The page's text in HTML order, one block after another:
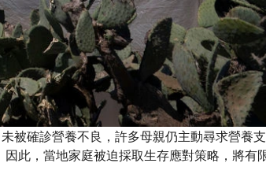
被確診營養不良，許多母親仍主動尋求營養
此，當地家庭被迫採取生存應對策略，將有